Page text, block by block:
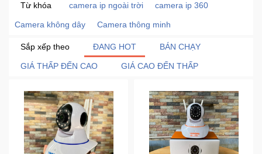
Khuyến
thanh
Từ khóa camera ip ngoài trời camera ip 360
Camera không dây Camera thông minh
Sắp xếp theo ĐANG HOT BÁN CHẠY
GIÁ THẤP ĐẾN CAO GIÁ CAO ĐẾN THẤP